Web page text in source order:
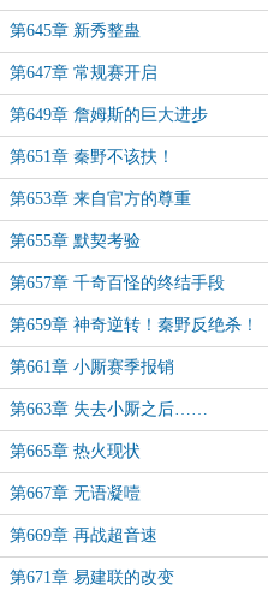
第645章 新秀整蛊
第647章 常规赛开启
第649章 詹姆斯的巨大进步
第651章 秦野不该扶！
第653章 来自官方的尊重
第655章 默契考验
第657章 千奇百怪的终结手段
第659章 神奇逆转！秦野反绝杀！
第661章 小厮赛季报销
第663章 失去小厮之后……
第665章 热火现状
第667章 无语凝噎
第669章 再战超音速
第671章 易建联的改变